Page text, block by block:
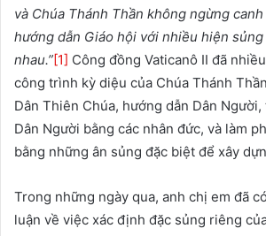
và Chúa Thánh Thần không ngừng
hướng dẫn Giáo hội với nhiều hiện
nhau.”[1] Công đồng Vaticanô II đã
công trình kỳ diệu của Chúa Thánh
Dân Thiên Chúa, hướng dẫn Dân
Dân Người bằng các nhân đức, và làm
bằng những ân sủng đặc biệt để xây
Trong những ngày qua, anh chị em đã
luận về việc xác định đặc sủng riêng